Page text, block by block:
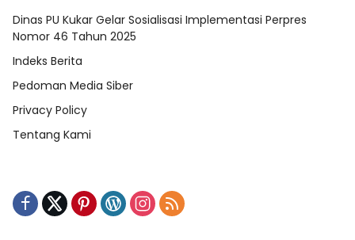
Dinas PU Kukar Gelar Sosialisasi Implementasi Perpres
Nomor 46 Tahun 2025
Indeks Berita
Pedoman Media Siber
Privacy Policy
Tentang Kami